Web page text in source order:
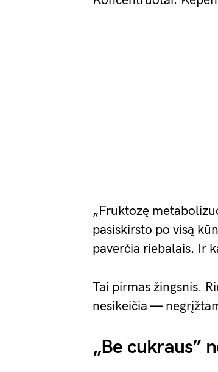
„Fruktozę
pasiskirsto po visą
paverčia riebalais. Ir
Tai pirmas žingsnis.
nesikeičia —
„Be cukraus”